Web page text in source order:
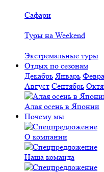
Сафари
Туры на Weekend
Экстремальные туры
Отдых по сезонам
Декабрь Январь
Август Сентябрь
Алая осень в Японии
Почему мы
О компании
Наша команда